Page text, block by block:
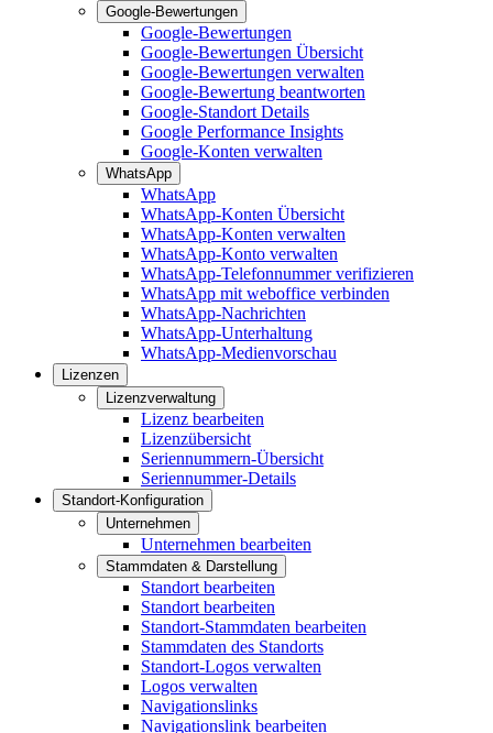
Google-Bewertungen
Google-Bewertungen
Google-Bewertungen Übersicht
Google-Bewertungen verwalten
Google-Bewertung beantworten
Google-Standort Details
Google Performance Insights
Google-Konten verwalten
WhatsApp
WhatsApp
WhatsApp-Konten Übersicht
WhatsApp-Konten verwalten
WhatsApp-Konto verwalten
WhatsApp-Telefonnummer verifizieren
WhatsApp mit weboffice verbinden
WhatsApp-Nachrichten
WhatsApp-Unterhaltung
WhatsApp-Medienvorschau
Lizenzen
Lizenzverwaltung
Lizenz bearbeiten
Lizenzübersicht
Seriennummern-Übersicht
Seriennummer-Details
Standort-Konfiguration
Unternehmen
Unternehmen bearbeiten
Stammdaten & Darstellung
Standort bearbeiten
Standort bearbeiten
Standort-Stammdaten bearbeiten
Stammdaten des Standorts
Standort-Logos verwalten
Logos verwalten
Navigationslinks
Navigationslink bearbeiten